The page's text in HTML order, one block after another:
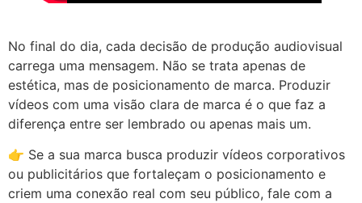
No final do dia, cada decisão de produção audiovisual
carrega uma mensagem. Não se trata apenas de
estética, mas de posicionamento de marca. Produzir
vídeos com uma visão clara de marca é o que faz a
diferença entre ser lembrado ou apenas mais um.
👉 Se a sua marca busca produzir vídeos corporativos
ou publicitários que fortaleçam o posicionamento e
criem uma conexão real com seu público, fale com a